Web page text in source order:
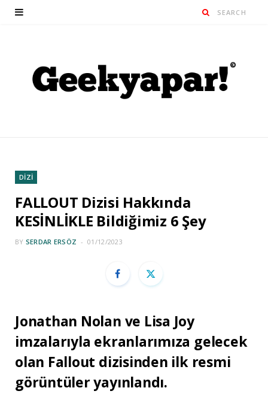
DİZİ
FALLOUT Dizisi Hakkında
KESİNLİKLE Bildiğimiz 6 Şey
BY SERDAR ERSÖZ 01/12/2023
Jonathan Nolan ve Lisa Joy
imzalarıyla ekranlarımıza gelecek
olan Fallout dizisinden ilk resmi
görüntüler yayınlandı.